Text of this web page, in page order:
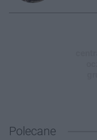
Polecane